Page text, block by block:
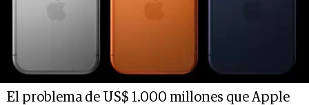
El problema de US$ 1.000 millones que Apple